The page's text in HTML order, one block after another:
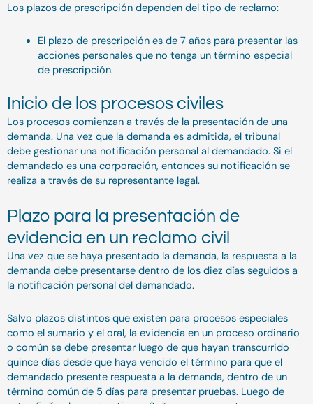
Los plazos de prescripción dependen del tipo de reclamo:
El plazo de prescripción es de 7 años para presentar las
acciones personales que no tenga un término especial
de prescripción.
Inicio de los procesos civiles
Los procesos comienzan a través de la presentación de una
demanda. Una vez que la demanda es admitida, el tribunal
debe gestionar una notificación personal al demandado. Si el
demandado es una corporación, entonces su notificación se
realiza a través de su representante legal.
Plazo para la presentación de
evidencia en un reclamo civil
Una vez que se haya presentado la demanda, la respuesta a la
demanda debe presentarse dentro de los diez días seguidos a
la notificación personal del demandado.
Salvo plazos distintos que existen para procesos especiales
como el sumario y el oral, la evidencia en un proceso ordinario
o común se debe presentar luego de que hayan transcurrido
quince días desde que haya vencido el término para que el
demandado presente respuesta a la demanda, dentro de un
término común de 5 días para presentar pruebas. Luego de